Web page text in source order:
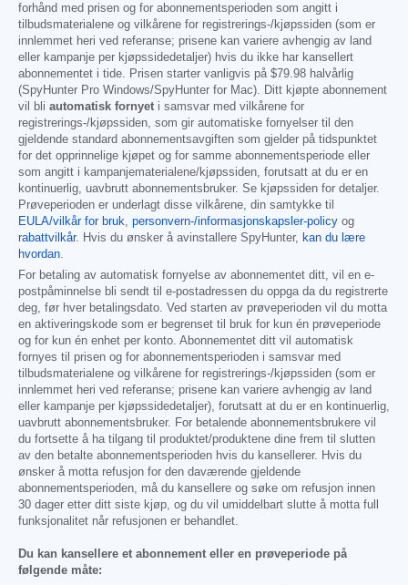
forhånd med prisen og for abonnementsperioden som angitt i
tilbudsmaterialene og vilkårene for registrerings-/kjøpssiden (som er
innlemmet heri ved referanse; prisene kan variere avhengig av land
eller kampanje per kjøpssidedetaljer) hvis du ikke har kansellert
abonnementet i tide. Prisen starter vanligvis på $79.98 halvårlig
(SpyHunter Pro Windows/SpyHunter for Mac). Ditt kjøpte abonnement
vil bli automatisk fornyet i samsvar med vilkårene for
registrerings-/kjøpssiden, som gir automatiske fornyelser til den
gjeldende standard abonnementsavgiften som gjelder på tidspunktet
for det opprinnelige kjøpet og for samme abonnementsperiode eller
som angitt i kampanjematerialene/kjøpssiden, forutsatt at du er en
kontinuerlig, uavbrutt abonnementsbruker. Se kjøpssiden for detaljer.
Prøveperioden er underlagt disse vilkårene, din samtykke til
EULA/vilkår for bruk
personvern-/informasjonskapsler-policy og
rabattvilkår. Hvis du ønsker å avinstallere SpyHunter,
kan du lære
hvordan
For betaling av automatisk fornyelse av abonnementet ditt, vil en e-
postpåminnelse bli sendt til e-postadressen du oppga da du registrerte
deg, før hver betalingsdato. Ved starten av prøveperioden vil du motta
en aktiveringskode som er begrenset til bruk for kun én prøveperiode
og for kun én enhet per konto. Abonnementet ditt vil automatisk
fornyes til prisen og for abonnementsperioden i samsvar med
tilbudsmaterialene og vilkårene for registrerings-/kjøpssiden (som er
innlemmet heri ved referanse; prisene kan variere avhengig av land
eller kampanje per kjøpssidedetaljer), forutsatt at du er en kontinuerlig,
uavbrutt abonnementsbruker. For betalende abonnementsbrukere vil
du fortsette å ha tilgang til produktet/produktene dine frem til slutten
av den betalte abonnementsperioden hvis du kansellerer. Hvis du
ønsker å motta refusjon for den daværende gjeldende
abonnementsperioden, må du kansellere og søke om refusjon innen
30 dager etter ditt siste kjøp, og du vil umiddelbart slutte å motta full
funksjonalitet når refusjonen er behandlet.
Du kan kansellere et abonnement eller en prøveperiode på
følgende måte: